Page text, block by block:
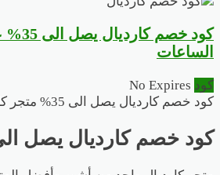
كود
الساعات
كود No Expires
كود خصم كارديال يصل الى 35% متجر كارديال واحد من
كود خصم كارديال يصل الى